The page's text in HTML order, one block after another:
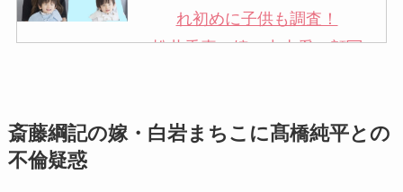
れ初めに子供も調査！
松井秀喜の嫁・中山愛の顔写
申真衣の旦那・工藤けんの現
斎藤綱記の嫁・白岩まちこに髙橋純平との
不倫疑惑